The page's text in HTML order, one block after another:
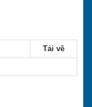
Tải về